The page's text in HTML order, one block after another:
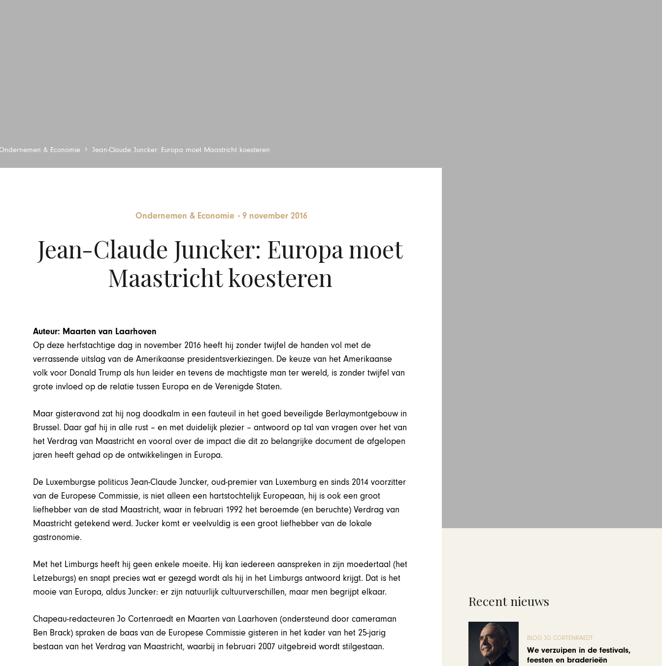
& Economie Jean-Claude Juncker: Europa moet Maastricht koesteren
Ondernemen & Economie -9 november 2016
Jean-Claude Juncker: Europa moet
Maastricht koesteren
Auteur: Maarten van Laarhoven
Op deze herfstachtige dag in november 2016 heeft hij zonder twijfel de handen vol met de
verrassende uitslag van de Amerikaanse presidentsverkiezingen. De keuze van het Amerikaanse
volk voor Donald Trump als hun leider en tevens de machtigste man ter wereld, is zonder twijfel van
grote invloed op de relatie tussen Europa en de Verenigde Staten.
Maar gisteravond zat hij nog doodkalm in een fauteuil in het goed beveiligde Berlaymontgebouw in
Brussel. Daar gaf hij in alle rust – en met duidelijk plezier – antwoord op tal van vragen over het van
het Verdrag van Maastricht en vooral over de impact die dit zo belangrijke document de afgelopen
jaren heeft gehad op de ontwikkelingen in Europa.
De Luxemburgse politicus Jean-Claude Juncker, oud-premier van Luxemburg en sinds 2014 voorzitter
van de Europese Commissie, is niet alleen een hartstochtelijk Europeaan, hij is ook een groot
liefhebber van de stad Maastricht, waar in februari 1992 het beroemde (en beruchte) Verdrag van
Maastricht getekend werd. Jucker komt er veelvuldig is een groot liefhebber van de lokale
gastronomie.
Met het Limburgs heeft hij geen enkele moeite. Hij kan iedereen aanspreken in zijn moedertaal (het
Letzeburgs) en snapt precies wat er gezegd wordt als hij in het Limburgs antwoord krijgt. Dat is het
mooie van Europa, aldus Juncker: er zijn natuurlijk cultuurverschillen, maar men begrijpt elkaar.
Chapeau-redacteuren Jo Cortenraedt en Maarten van Laarhoven (ondersteund door cameraman
Ben Brack) spraken de baas van de Europese Commissie gisteren in het kader van het 25-jarig
bestaan van het Verdrag van Maastricht, waarbij in februari 2007 uitgebreid wordt stilgestaan.
Recent nieuws
BLOG JO CORTENRAEDT
We verzuipen in de festivals,
feesten en braderieën